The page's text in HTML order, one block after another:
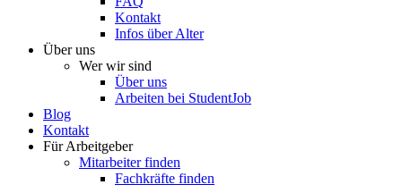
Kontakt
Infos über Alter
Über uns
Wer wir sind
Über uns
Arbeiten bei StudentJob
Blog
Kontakt
Für Arbeitgeber
Mitarbeiter finden
Fachkräfte finden